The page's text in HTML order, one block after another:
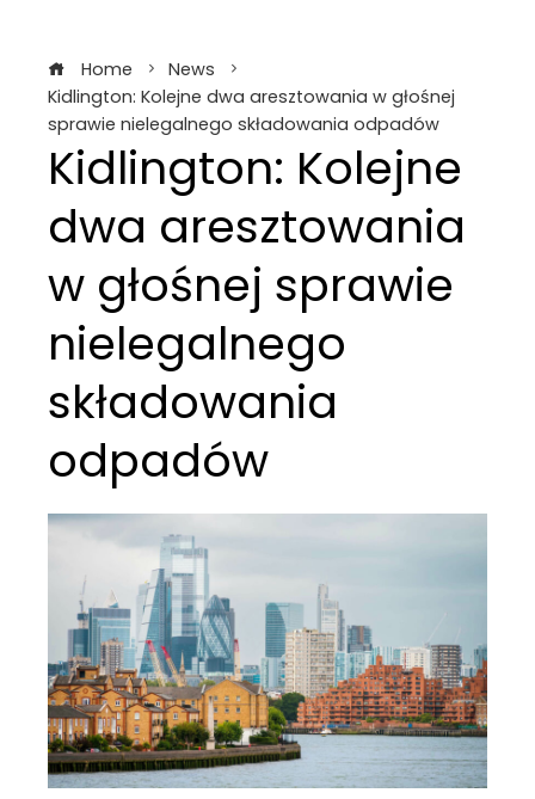
Home
News
Kidlington: Kolejne dwa aresztowania w głośnej
sprawie nielegalnego składowania odpadów
Kidlington: Kolejne
dwa aresztowania
w głośnej sprawie
nielegalnego
składowania
odpadów